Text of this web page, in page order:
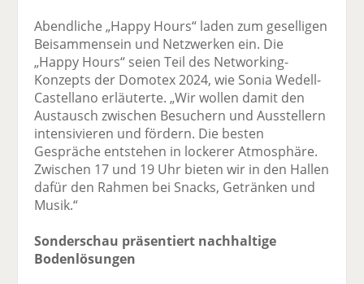
Abendliche „Happy Hours“ laden zum geselligen
Beisammensein und Netzwerken ein. Die
„Happy Hours“ seien Teil des Networking-
Konzepts der Domotex 2024, wie Sonia Wedell-
Castellano erläuterte. „Wir wollen damit den
Austausch zwischen Besuchern und Ausstellern
intensivieren und fördern. Die besten
Gespräche entstehen in lockerer Atmosphäre.
Zwischen 17 und 19 Uhr bieten wir in den Hallen
dafür den Rahmen bei Snacks, Getränken und
Musik.“
Sonderschau präsentiert nachhaltige
Bodenlösungen